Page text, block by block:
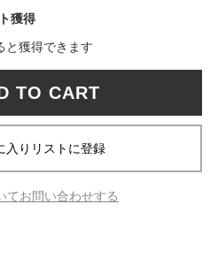
獲得
と獲得できます
TO CART
てお問い合わせする